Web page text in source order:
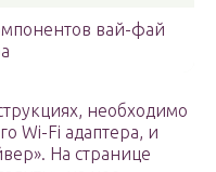
вай-фай
необходимо
Wi-Fi адаптера, и
На странице